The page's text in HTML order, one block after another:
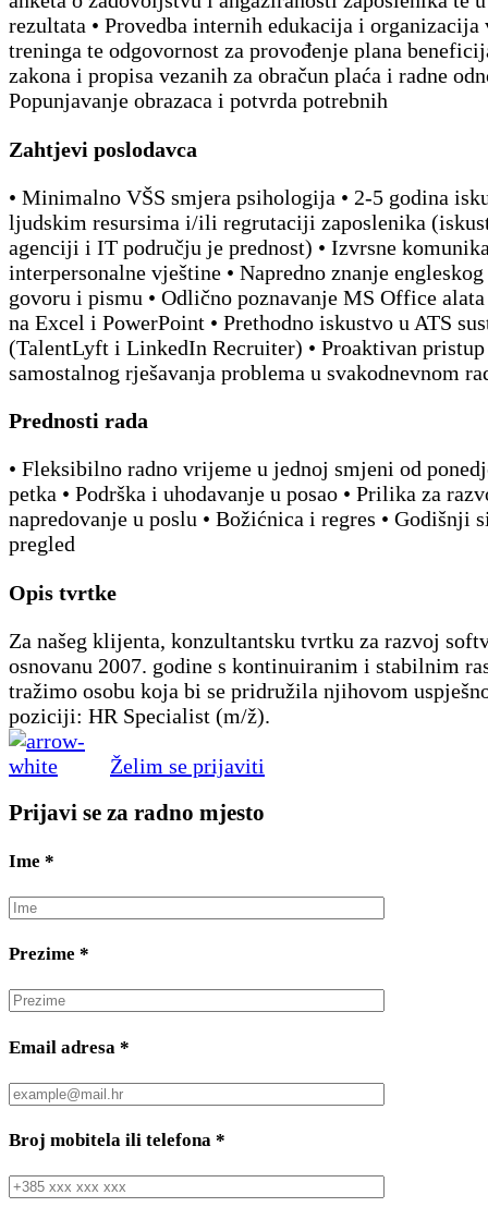
rezultata • Provedba internih edukacija i organizacija
treninga te odgovornost za provođenje plana
zakona i propisa vezanih za obračun plaća i radne
Popunjavanje obrazaca i potvrda potrebnih
Zahtjevi poslodavca
• Minimalno VŠS smjera psihologija • 2-5 godina
ljudskim resursima i/ili regrutaciji zaposlenika
agenciji i IT području je prednost) • Izvrsne
interpersonalne vještine • Napredno znanje
govoru i pismu • Odlično poznavanje MS Office
na Excel i PowerPoint • Prethodno iskustvo u ATS
(TalentLyft i LinkedIn Recruiter) • Proaktivan pristup
samostalnog rješavanja problema u svakodnevnom
Prednosti rada
• Fleksibilno radno vrijeme u jednoj smjeni od
petka • Podrška i uhodavanje u posao • Prilika za
napredovanje u poslu • Božićnica i regres • Godišnji
pregled
Opis tvrtke
Za našeg klijenta, konzultantsku tvrtku za razvoj
osnovanu 2007. godine s kontinuiranim i stabilnim
tražimo osobu koja bi se pridružila njihovom
poziciji: HR Specialist (m/ž).
Želim se prijaviti
Prijavi se za radno mjesto
Ime *
Prezime *
Email adresa *
Broj mobitela ili telefona *